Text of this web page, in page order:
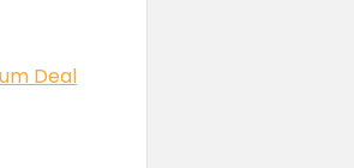
Deal